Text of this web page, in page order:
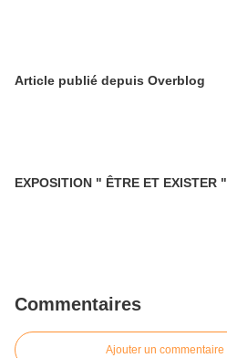
Article publié depuis Overblog
EXPOSITION " ÊTRE ET EXISTER "
Commentaires
Ajouter un commentaire